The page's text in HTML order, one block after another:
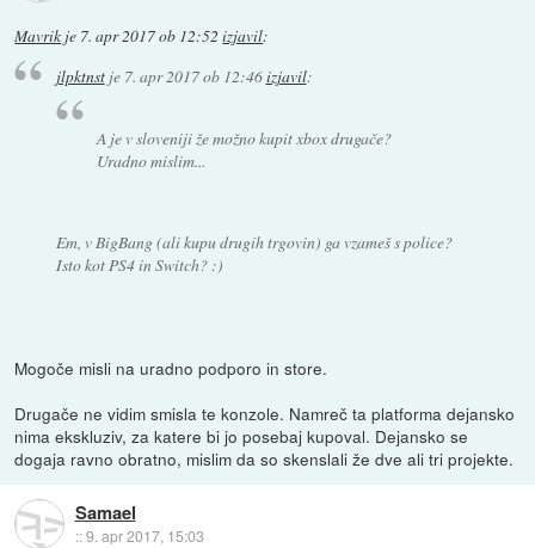
Mavrik je 7. apr 2017 ob 12:52 izjavil:
jlpktnstje 7. apr 2017 ob 12:46izjavil:
A je v sloveniji že možno kupit xbox drugače?
Uradno mislim...
Em, v BigBang (ali kupu drugih trgovin) ga vzameš s police?
Isto kot PS4 in Switch? :)
Mogoče misli na uradno podporo in store.
Drugače ne vidim smisla te konzole. Namreč ta platforma dejansko
nima ekskluziv, za katere bi jo posebaj kupoval. Dejansko se
dogaja ravno obratno, mislim da so skenslali že dve ali tri projekte.
Samael
::9. apr 2017, 15:03